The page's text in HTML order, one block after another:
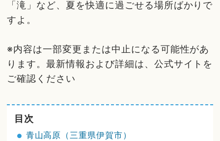
「滝」など、夏を快適に過ごせる場所ばかりで
すよ。
※内容は一部変更または中止になる可能性があ
ります。最新情報および詳細は、公式サイトを
ご確認ください
目次
青山高原（三重県伊賀市）